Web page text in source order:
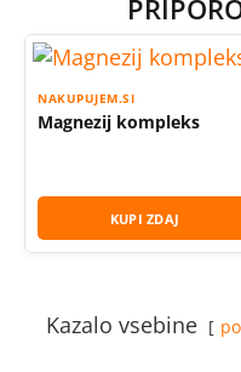
NAKUPUJEM.SI
Magnezij kompleks
KUPI ZDAJ
Kazalo vsebine